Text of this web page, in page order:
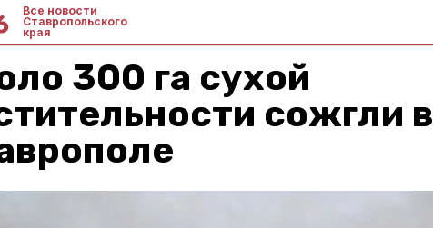
Все новости
Ставропольского
края
300 га сухой
сожгли в